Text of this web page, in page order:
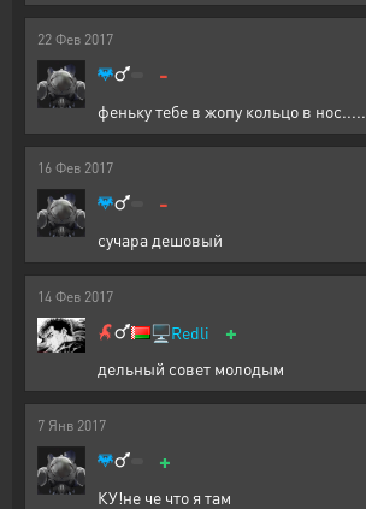
22 Фев 2017
-
феньку тебе в жопу кольцо в нос.....
16 Фев 2017
-
сучара дешовый
14 Фев 2017
🖥️Redli +
дельный совет молодым
7 Янв 2017
+
КУ!не че что я там